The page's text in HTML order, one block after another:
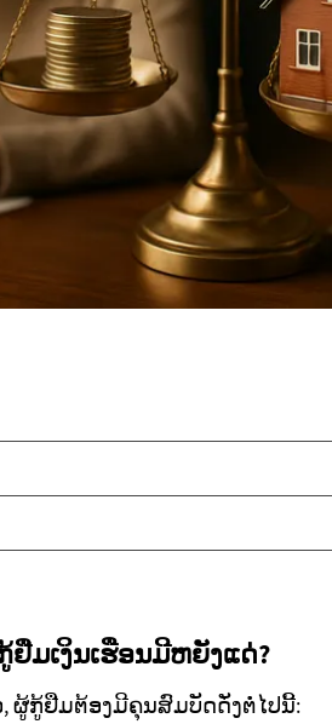
ຢືມເງິນເຮືອນມີຫຍັງແດ່?
ຜູ້ກູ້ຢືມຕ້ອງມີຄຸນສົມບັດດັ່ງຕໍ່ໄປນີ້: